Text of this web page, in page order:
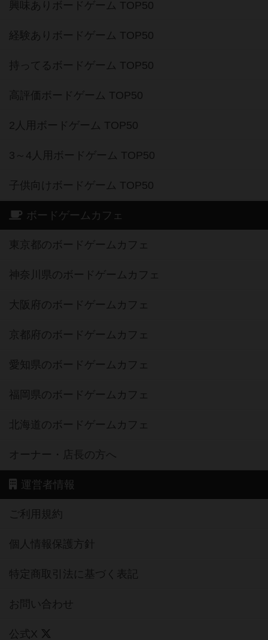
興味ありボードゲーム TOP50
経験ありボードゲーム TOP50
持ってるボードゲーム TOP50
高評価ボードゲーム TOP50
2人用ボードゲーム TOP50
3～4人用ボードゲーム TOP50
子供向けボードゲーム TOP50
ボードゲームカフェ
東京都のボードゲームカフェ
神奈川県のボードゲームカフェ
大阪府のボードゲームカフェ
京都府のボードゲームカフェ
愛知県のボードゲームカフェ
福岡県のボードゲームカフェ
北海道のボードゲームカフェ
オーナー・店長の方へ
運営者情報
ご利用規約
個人情報保護方針
特定商取引法に基づく表記
お問い合わせ
公式X